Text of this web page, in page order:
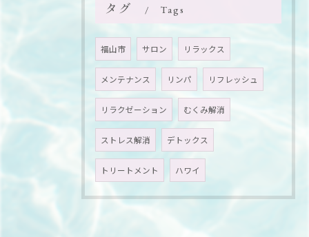
タグ Tags
福山市 サロン リラックス
メンテナンス リンパ リフレッシュ
リラクゼーション むくみ解消
ストレス解消 デトックス
トリートメント ハワイ